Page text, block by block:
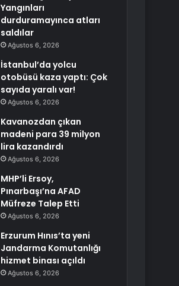
Yangınları
durduramayınca atları
saldılar
Ağustos 6, 2026
İstanbul’da yolcu
otobüsü kaza yaptı: Çok
sayıda yaralı var!
Ağustos 6, 2026
Kavanozdan çıkan
madeni para 39 milyon
lira kazandırdı
Ağustos 6, 2026
MHP’li Ersoy,
Pınarbaşı’na AFAD
Müfreze Talep Etti
Ağustos 6, 2026
Erzurum Hınıs’ta yeni
Jandarma Komutanlığı
hizmet binası açıldı
Ağustos 6, 2026